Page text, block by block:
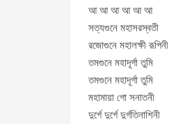
আ আ আ আ আ আ
সত্যগুনে মহাসরস্বতী
রজোগুনে মহালক্ষী রূপিনী
তমগুনে মহাদূর্গা তুমি
তমগুনে মহাদূর্গা তুমি
মহামায়া গো সনাতনী
দুর্গে দুর্গে দুর্গতিনাশিনী